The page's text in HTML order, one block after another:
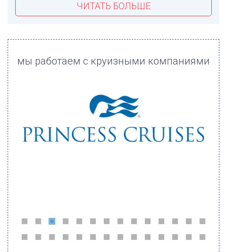
ЧИТАТЬ БОЛЬШЕ
мы работаем с круизными компаниями